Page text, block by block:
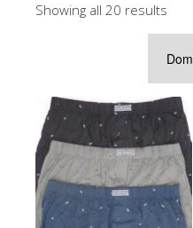
Showing all 20 results